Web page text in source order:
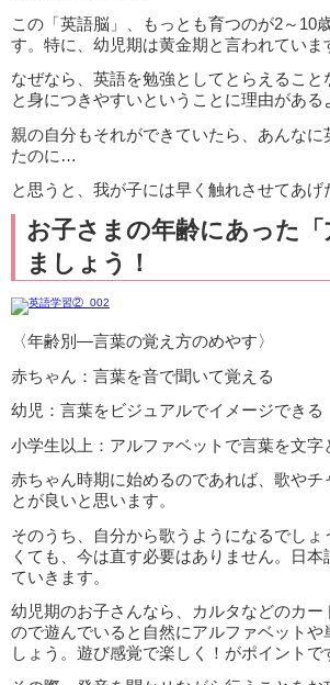
この「英語脳」、もっとも育つのが2～10
す。特に、幼児期は黄金期と言われていま
なぜなら、英語を勉強としてとらえること
と身につきやすいということに理由がある
親の自分もそれができていたら、あんなに
たのに…
と思うと、我が子には早く触れさせてあげ
お子さまの年齢にあった
ましょう！
〈年齢別―言葉の覚え方のめやす〉
赤ちゃん：言葉を音で聞いて覚える
幼児：言葉をビジュアルでイメージできる
小学生以上：アルファベットで言葉を文字
赤ちゃん時期に始めるのであれば、歌やチ
とが良いと思います。
そのうち、自分から歌うようになるでしょ
くても、今は直す必要はありません。日本
ていきます。
幼児期のお子さんなら、カルタなどのカー
ので遊んでいると自然にアルファベットや
しょう。遊び感覚で楽しく！がポイントで